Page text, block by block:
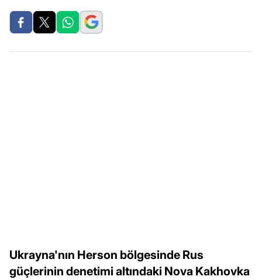
Ukrayna'nın Herson bölgesinde Rus
güçlerinin denetimi altındaki Nova Kakhovka